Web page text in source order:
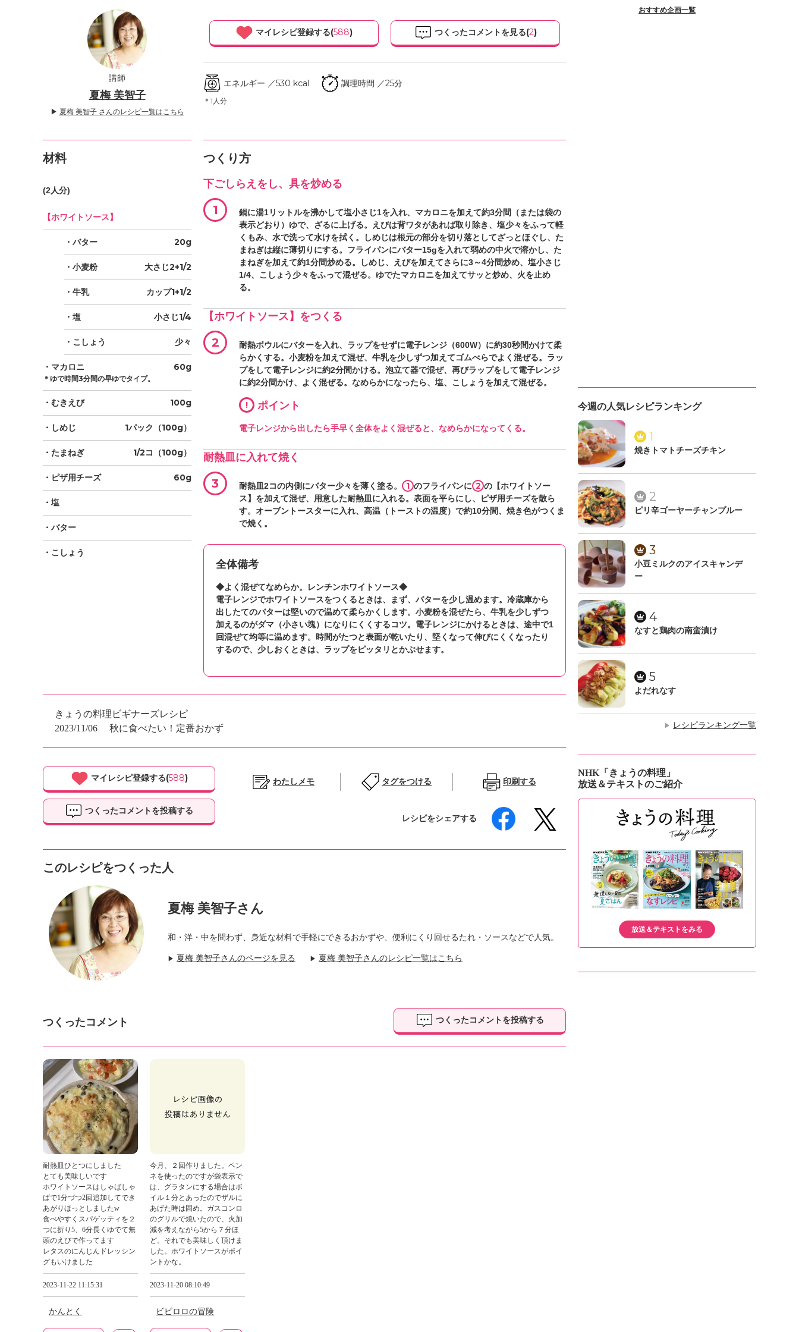
講師
夏梅 美智子
▶ 夏梅 美智子 さんのレシピ一覧はこちら
マイレシピ登録する(588) つくったコメントを見る(2)
エネルギー ／530 kcal
＊1人分
調理時間 ／25分
材料
(2人分)
【ホワイトソース】
・バター 20g
・小麦粉 大さじ2+1/2
・牛乳 カップ1+1/2
・塩 小さじ1/4
・こしょう 少々
・マカロニ 60g
＊ゆで時間3分間の早ゆでタイプ。
・むきえび 100g
・しめじ 1パック（100g）
・たまねぎ 1/2コ（100g）
・ピザ用チーズ 60g
・塩
・バター
・こしょう
つくり方
下ごしらえをし、具を炒める
1
鍋に湯1リットルを沸かして塩小さじ1を入れ、マカロニを加えて約3分間（または袋の
表示どおり）ゆで、ざるに上げる。えびは背ワタがあれば取り除き、塩少々をふって軽
くもみ、水で洗って水けを拭く。しめじは根元の部分を切り落としてざっとほぐし、た
まねぎは縦に薄切りにする。フライパンにバター15gを入れて弱めの中火で溶かし、た
まねぎを加えて約1分間炒める。しめじ、えびを加えてさらに3～4分間炒め、塩小さじ
1/4、こしょう少々をふって混ぜる。ゆでたマカロニを加えてサッと炒め、火を止め
る。
【ホワイトソース】をつくる
2
耐熱ボウルにバターを入れ、ラップをせずに電子レンジ（600W）に約30秒間かけて柔
らかくする。小麦粉を加えて混ぜ、牛乳を少しずつ加えてゴムべらでよく混ぜる。ラッ
プをして電子レンジに約2分間かける。泡立て器で混ぜ、再びラップをして電子レンジ
に約2分間かけ、よく混ぜる。なめらかになったら、塩、こしょうを加えて混ぜる。
! ポイント
電子レンジから出したら手早く全体をよく混ぜると、なめらかになってくる。
耐熱皿に入れて焼く
3 耐熱皿2コの内側にバター少々を薄く塗る。 1 のフライパンに 2 の【ホワイトソー
ス】を加えて混ぜ、用意した耐熱皿に入れる。表面を平らにし、ピザ用チーズを散ら
す。オーブントースターに入れ、高温（トーストの温度）で約10分間、焼き色がつくま
で焼く。
全体備考
◆よく混ぜてなめらか。レンチンホワイトソース◆
電子レンジでホワイトソースをつくるときは、まず、バターを少し温めます。冷蔵庫から
出したてのバターは堅いので温めて柔らかくします。小麦粉を混ぜたら、牛乳を少しずつ
加えるのがダマ（小さい塊）になりにくくするコツ。電子レンジにかけるときは、途中で1
回混ぜて均等に温めます。時間がたつと表面が乾いたり、堅くなって伸びにくくなったり
するので、少しおくときは、ラップをピッタリとかぶせます。
きょうの料理ビギナーズレシピ
2023/11/06
秋に食べたい！定番おかず
マイレシピ登録する(588)
つくったコメントを投稿する
わたしメモ タグをつける 印刷する
レシピをシェアする
このレシピをつくった人
夏梅 美智子さん
和・洋・中を問わず、身近な材料で手軽にできるおかずや、便利にくり回せるたれ・ソースなどで人気。
▶ 夏梅 美智子さんのページを見る ▶ 夏梅 美智子さんのレシピ一覧はこちら
つくったコメント つくったコメントを投稿する
耐熱皿ひとつにしました
とても美味しいです
ホワイトソースはしゃばしゃ
ばで1分づつ2回追加してでき
あがりほっとしましたw
食べやすくスパゲッティを２
つに折り5、6分長くゆでて無
頭のえびで作ってます
レタスのにんじんドレッシン
グもいけました
2023-11-22 11:15:31
かんとく
今月、２回作りました。ペン
ネを使ったのですが袋表示で
は、グラタンにする場合はボ
イル１分とあったのでザルに
あげた時は固め。ガスコンロ
のグリルで焼いたので、火加
減を考えながら5から７分ほ
ど。それでも美味しく頂けま
した。ホワイトソースがポイ
ントかな。
2023-11-20 08:10:49
ビビロロの冒険
おすすめ企画一覧
今週の人気レシピランキング
1
焼きトマトチーズチキン
2
ピリ辛ゴーヤーチャンプルー
3
小豆ミルクのアイスキャンデ
ー
4
なすと鶏肉の南蛮漬け
5
よだれなす
▶ レシピランキング一覧
NHK「きょうの料理」
放送＆テキストのご紹介
放送＆テキストをみる